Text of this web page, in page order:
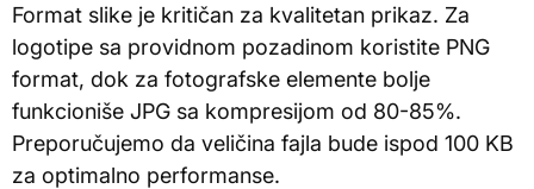
Format slike je kritičan za kvalitetan prikaz. Za
logotipe sa providnom pozadinom koristite PNG
format, dok za fotografske elemente bolje
funkcioniše JPG sa kompresijom od 80-85%.
Preporučujemo da veličina fajla bude ispod 100 KB
za optimalno performanse.